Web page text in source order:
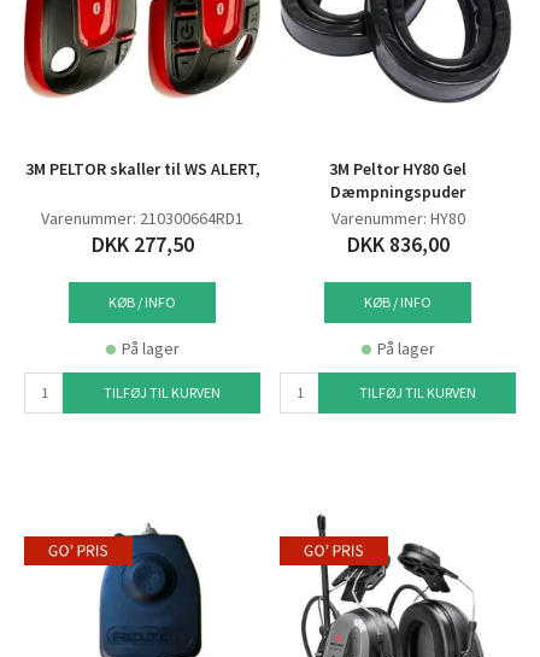
3M PELTOR skaller til WS ALERT,
Varenummer: 210300664RD1
DKK 277,50
KØB / INFO
På lager
TILFØJ TIL KURVEN
3M Peltor HY80 Gel
Dæmpningspuder
Varenummer: HY80
DKK 836,00
KØB / INFO
På lager
TILFØJ TIL KURVEN